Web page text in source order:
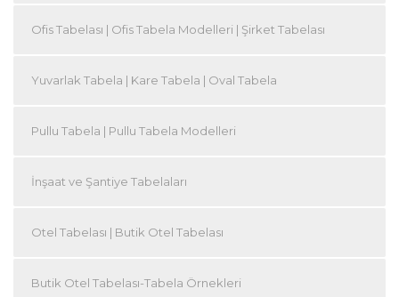
Ofis Tabelası | Ofis Tabela Modelleri | Şirket Tabelası
Yuvarlak Tabela | Kare Tabela | Oval Tabela
Pullu Tabela | Pullu Tabela Modelleri
İnşaat ve Şantiye Tabelaları
Otel Tabelası | Butik Otel Tabelası
Butik Otel Tabelası-Tabela Örnekleri